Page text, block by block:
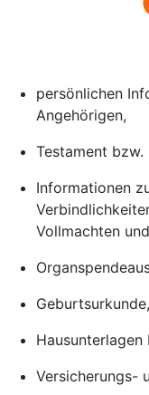
persönlichen
Angehörigen,
Testament
Informationen
Vollmachten
Geburtsurkunde,
Versicherungs-